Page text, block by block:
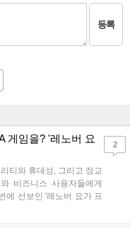
등록
게임을? '레노버 요
티와 휴대성, 그리고 정교
비즈니스 사용자들에게
에 선보인 '레노버 요가 프
로 7a)'는 단순한 작업용
2